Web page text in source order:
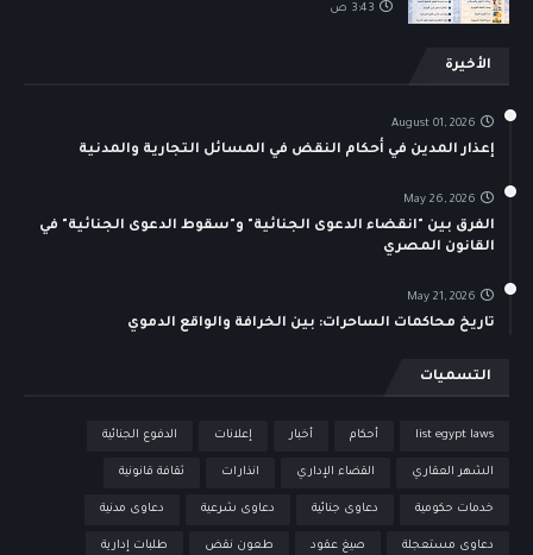
3:43 ص
الأخيرة
August 01, 2026
إعذار المدين في أحكام النقض في المسائل التجارية والمدنية
May 26, 2026
الفرق بين "انقضاء الدعوى الجنائية" و"سقوط الدعوى الجنائية" في
القانون المصري
May 21, 2026
تاريخ محاكمات الساحرات: بين الخرافة والواقع الدموي
التسميات
list egypt laws أحكام أخبار إعلانات الدفوع الجنائية
الشهر العقاري القضاء الإداري انذارات ثقافة قانونية
خدمات حكومية دعاوى جنائية دعاوى شرعية دعاوى مدنية
دعاوى مستعجلة صيغ عقود طعون نقض طلبات إدارية